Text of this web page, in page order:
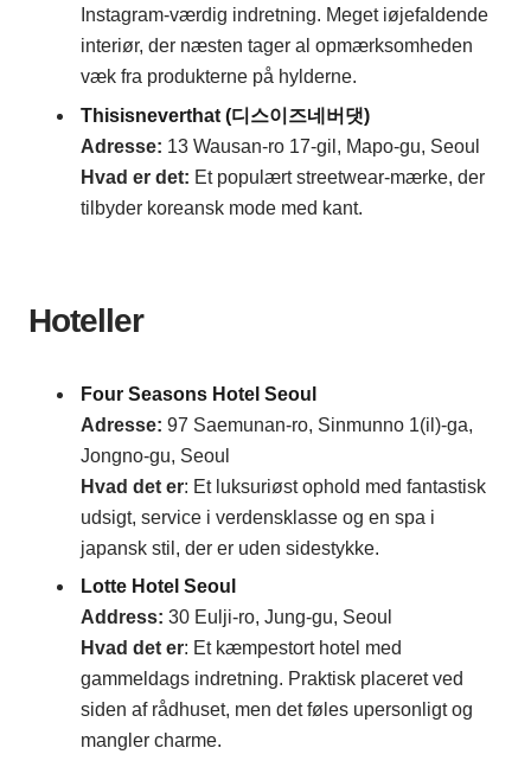
Instagram-værdig indretning. Meget iøjefaldende
interiør, der næsten tager al opmærksomheden
væk fra produkterne på hylderne.
Thisisneverthat (디스이즈네버댓)
Adresse: 13 Wausan-ro 17-gil, Mapo-gu, Seoul
Hvad er det: Et populært streetwear-mærke, der
tilbyder koreansk mode med kant.
Hoteller
Four Seasons Hotel Seoul
Adresse: 97 Saemunan-ro, Sinmunno 1(il)-ga,
Jongno-gu, Seoul
Hvad det er: Et luksuriøst ophold med fantastisk
udsigt, service i verdensklasse og en spa i
japansk stil, der er uden sidestykke.
Lotte Hotel Seoul
Address: 30 Eulji-ro, Jung-gu, Seoul
Hvad det er: Et kæmpestort hotel med
gammeldags indretning. Praktisk placeret ved
siden af rådhuset, men det føles upersonligt og
mangler charme.